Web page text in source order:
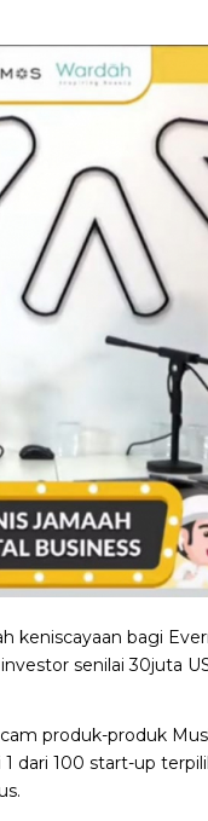
keniscayaan bagi
senilai 30juta
produk-produk
dari 100 start-up